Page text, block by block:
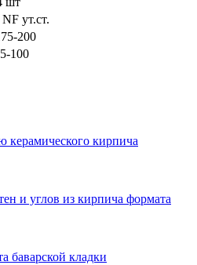
ут.ст.
200
100
кирпича
и углов из кирпича формата
баварской кладки